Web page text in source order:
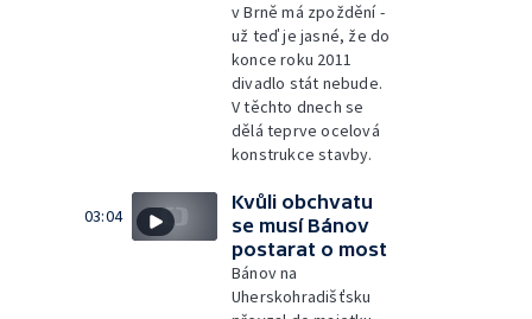
v Brně má zpoždění -
už teď je jasné, že do
konce roku 2011
divadlo stát nebude.
V těchto dnech se
dělá teprve ocelová
konstrukce stavby.
03:04
Kvůli obchvatu
se musí Bánov
postarat o most
Bánov na
Uherskohradišťsku